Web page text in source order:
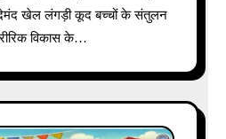
खेल लंगड़ी कूद बच्चों के संतुलन
विकास के…